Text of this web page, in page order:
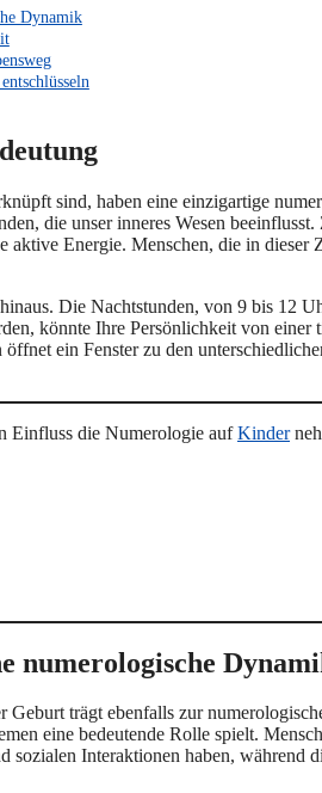
Dynamik
sind, haben eine einzigartige
die unser inneres Wesen
aktive Energie. Menschen, die in dieser
Die Nachtstunden, von 9 bis 12
könnte Ihre Persönlichkeit von
ein Fenster zu den
Einfluss die Numerologie aufKinder
numerologische
Geburt trägt ebenfalls zur
eine bedeutende Rolle spielt.
sozialen Interaktionen haben, während